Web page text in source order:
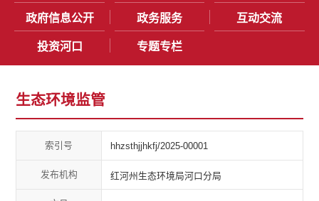
政府信息公开 政务服务 互动交流
投资河口 专题专栏
生态环境监管
索引号 hhzsthjjhkfj/2025-00001
发布机构 红河州生态环境局河口分局